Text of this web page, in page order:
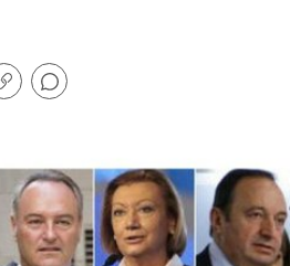
Copiar